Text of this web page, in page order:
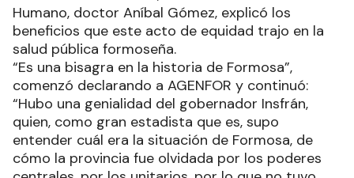
Humano, doctor Aníbal Gómez, explicó los
beneficios que este acto de equidad trajo en la
salud pública formoseña.
“Es una bisagra en la historia de Formosa”,
comenzó declarando a AGENFOR y continuó:
“Hubo una genialidad del gobernador Insfrán,
quien, como gran estadista que es, supo
entender cuál era la situación de Formosa, de
cómo la provincia fue olvidada por los poderes